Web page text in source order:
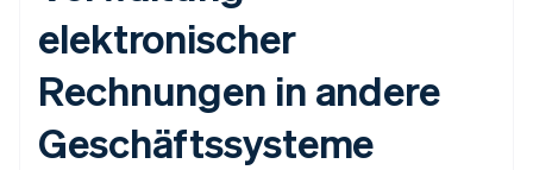
elektronischer
Rechnungen in andere
Geschäftssysteme